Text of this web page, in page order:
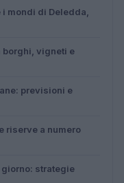
mondi di Deledda,
borghi, vigneti e
previsioni e
riserve a numero
strategie